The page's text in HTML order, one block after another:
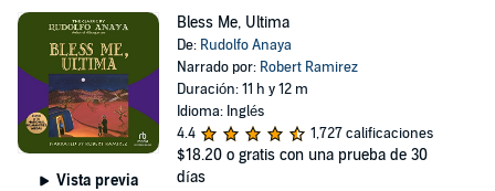
Vista previa
Bless Me, Ultima
De: Rudolfo Anaya
Narrado por: Robert Ramirez
Duración: 11 h y 12 m
Idioma: Inglés
4.4
1,727 calificaciones
$18.20 o gratis con una prueba de 30
días